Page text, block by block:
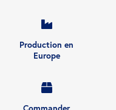
Production en
Europe